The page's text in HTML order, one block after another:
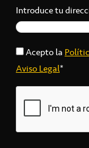
Introduce tu
Acepto la
Aviso Legal*